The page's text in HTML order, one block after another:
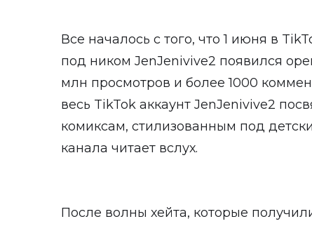
Все началось с того, что 1 июня в
под ником JenJenivive2 появился
млн просмотров и более 1000
весь TikTok аккаунт JenJenivive2
комиксам, стилизованным под
канала читает вслух.
После волны хейта, которые